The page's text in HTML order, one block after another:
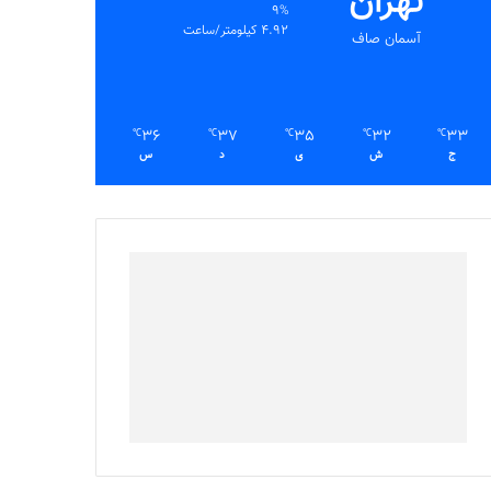
آسمان صاف
9%
4.92 کیلومتر/ساعت
33
℃
ج
32
℃
ش
35
℃
ی
37
℃
د
36
℃
س